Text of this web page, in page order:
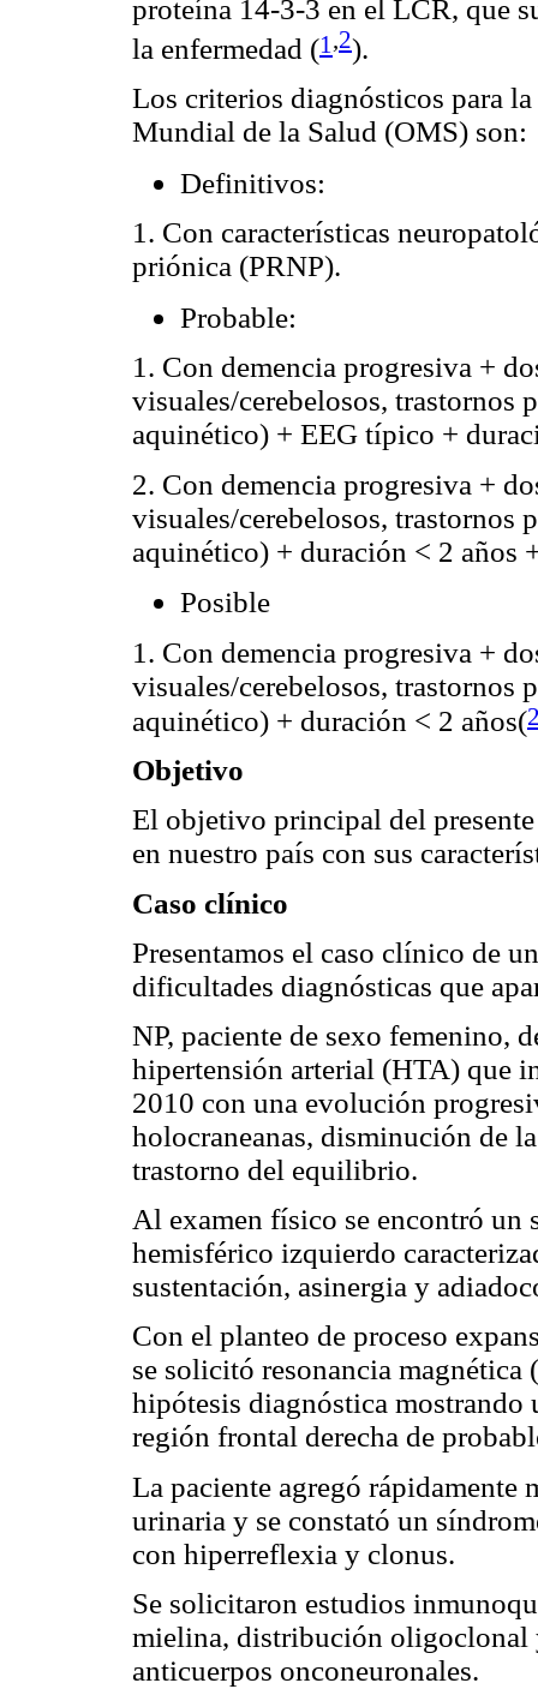
proteína 14-3-3 en el LCR, que
la enfermedad (1 ,2).
Los criterios diagnósticos para
Mundial de la Salud (OMS) son:
Definitivos:
1. Con características
priónica (PRNP).
Probable:
1. Con demencia progresiva +
visuales/cerebelosos, trastornos
aquinético) + EEG típico +
2. Con demencia progresiva +
visuales/cerebelosos, trastornos
aquinético) + duración < 2 años
Posible
1. Con demencia progresiva +
visuales/cerebelosos, trastornos
aquinético) + duración < 2 años(
Objetivo
El objetivo principal del
en nuestro país con sus
Caso clínico
Presentamos el caso clínico de
dificultades diagnósticas que
NP, paciente de sexo femenino,
hipertensión arterial (HTA) que
2010 con una evolución
holocraneanas, disminución de
trastorno del equilibrio.
Al examen físico se encontró un
hemisférico izquierdo
sustentación, asinergia y
Con el planteo de proceso
se solicitó resonancia magnética
hipótesis diagnóstica mostrando
región frontal derecha de
La paciente agregó
urinaria y se constató un
con hiperreflexia y clonus.
Se solicitaron estudios
mielina, distribución oligoclonal
anticuerpos onconeuronales.